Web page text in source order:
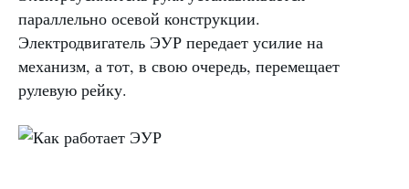
параллельно осевой конструкции.
Электродвигатель ЭУР передает усилие на
механизм, а тот, в свою очередь, перемещает
рулевую рейку.